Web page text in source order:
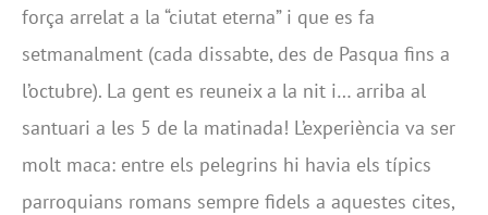
força arrelat a la “ciutat eterna” i que es fa
setmanalment (cada dissabte, des de Pasqua fins a
l’octubre). La gent es reuneix a la nit i… arriba al
santuari a les 5 de la matinada! L’experiència va ser
molt maca: entre els pelegrins hi havia els típics
parroquians romans sempre fidels a aquestes cites,